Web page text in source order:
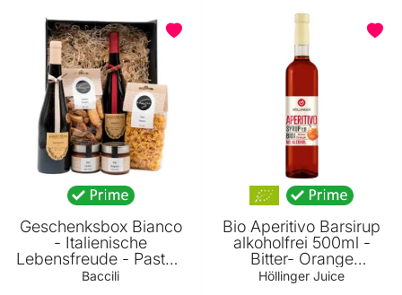
Geschenksbox Bianco
- Italienische
Lebensfreude - Pasta -
Sugo - Wein und
Baccili
Bio Aperitivo Barsirup
alkoholfrei 500ml -
Bitter- Orange
Geschmack - perfekt
Höllinger Juice